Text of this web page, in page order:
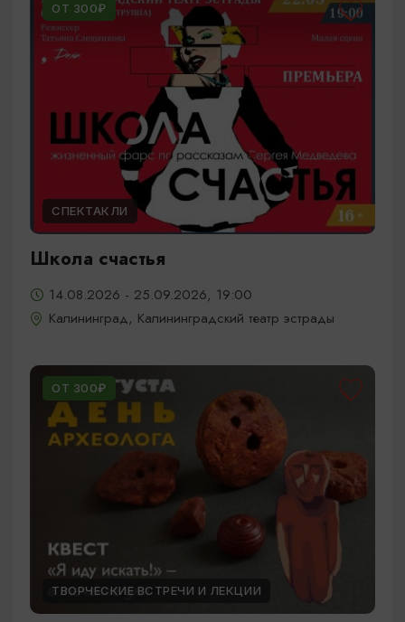
ОТ 300₽
СПЕКТАКЛИ
Школа счастья
14.08.2026 - 25.09.2026, 19:00
Калининград, Калининградский театр эстрады
ОТ 300₽
ТВОРЧЕСКИЕ ВСТРЕЧИ И ЛЕКЦИИ